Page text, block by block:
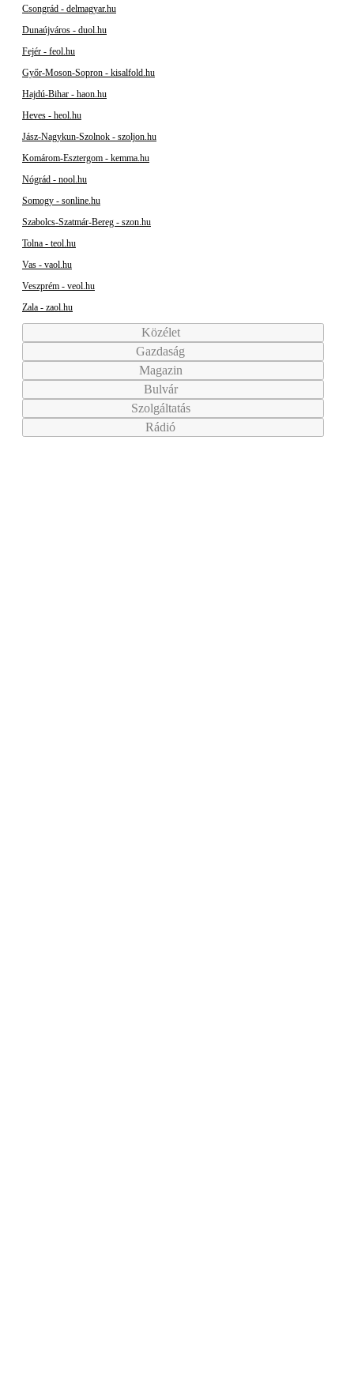
Csongrád - delmagyar.hu
Dunaújváros - duol.hu
Fejér - feol.hu
Győr-Moson-Sopron - kisalfold.hu
Hajdú-Bihar - haon.hu
Heves - heol.hu
Jász-Nagykun-Szolnok - szoljon.hu
Komárom-Esztergom - kemma.hu
Nógrád - nool.hu
Somogy - sonline.hu
Szabolcs-Szatmár-Bereg - szon.hu
Tolna - teol.hu
Vas - vaol.hu
Veszprém - veol.hu
Zala - zaol.hu
Közélet
Gazdaság
Magazin
Bulvár
Szolgáltatás
Rádió